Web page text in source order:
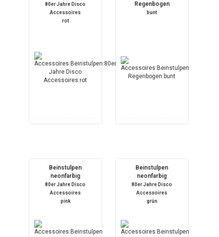
80er Jahre Disco
Accessoires
rot
Regenbogen
bunt
Beinstulpen
neonfarbig
80er Jahre Disco
Accessoires
pink
Beinstulpen
neonfarbig
80er Jahre Disco
Accessoires
grün